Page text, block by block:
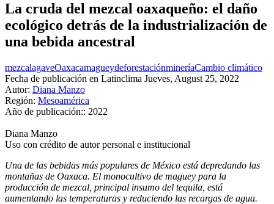
La cruda del mezcal oaxaqueño: el daño
ecológico detrás de la industrialización de
una bebida ancestral
mezcalagaveOaxacamagueydeforestaciónmineríaCambio climático
Fecha de publicación en Latinclima Jueves, August 25, 2022
Autor: Diana Manzo
Región: Mesoamérica
Año de publicación:: 2022
Diana Manzo
Uso con crédito de autor personal e institucional
Una de las bebidas más populares de México está depredando las
montañas de Oaxaca. El monocultivo de maguey para la
producción de mezcal, principal insumo del tequila, está
aumentando las temperaturas y reduciendo las recargas de agua.